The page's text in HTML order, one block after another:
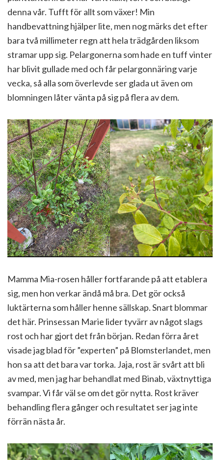
denna vår. Tufft för allt som växer! Min
handbevattning hjälper lite, men nog märks det efter
bara två millimeter regn att hela trädgården liksom
stramar upp sig. Pelargonerna som hade en tuff vinter
har blivit gullade med och får pelargonnäring varje
vecka, så alla som överlevde ser glada ut även om
blomningen låter vänta på sig på flera av dem.
Mamma Mia-rosen håller fortfarande på att etablera
sig, men hon verkar ändå må bra. Det gör också
luktärterna som håller henne sällskap. Snart blommar
det här. Prinsessan Marie lider tyvärr av något slags
rost och har gjort det från början. Redan förra året
visade jag blad för ”experten” på Blomsterlandet, men
hon sa att det bara var torka. Jaja, rost är svårt att bli
av med, men jag har behandlat med Binab, växtnyttiga
svampar. Vi får väl se om det gör nytta. Rost kräver
behandling flera gånger och resultatet ser jag inte
förrän nästa år.